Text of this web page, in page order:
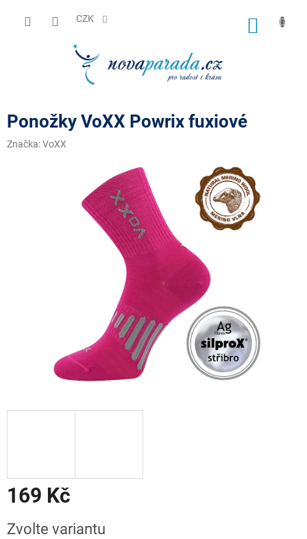
CZK
Ponožky VoXX Powrix fuxiové
Značka:VoXX
169 Kč
cena:
Zvolte variantu